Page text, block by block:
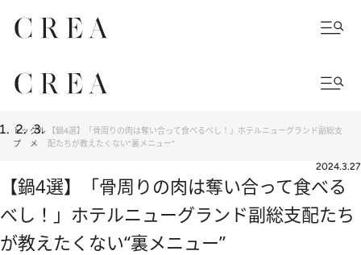
トッ
プ
グル
メ
【鍋4選】「骨周りの肉は奪い合って食べるべし！」ホテルニューグランド副総支
配たちが教えたくない“裏メニュー”
2024.3.27
【鍋4選】「骨周りの肉は奪い合って食べる
べし！」ホテルニューグランド副総支配たち
が教えたくない“裏メニュー”